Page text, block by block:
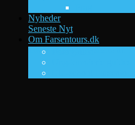
Nyheder
Seneste Nyt
Om Farsentours.dk
DK’s ungdomsrejsesite nr. 1